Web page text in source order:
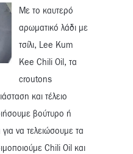
Με το καυτερό
αρωματικό λάδι με
τσίλι, Lee Kum
Kee Chili Oil, τα
croutons
και τέλειο
βούτυρο ή
να τελειώσουμε τα
Chili Oil και